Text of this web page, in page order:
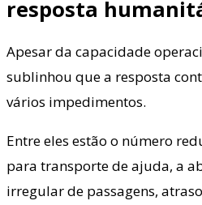
resposta
Apesar da capacidade
sublinhou que a resposta
vários impedimentos.
Entre eles estão o número
para transporte de ajuda, a
irregular de passagens,